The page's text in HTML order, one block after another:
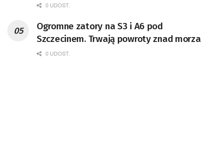
0 UDOST.
Ogromne zatory na S3 i A6 pod
Szczecinem. Trwają powroty znad morza
0 UDOST.